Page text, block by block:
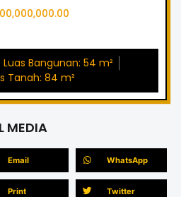
Luas Bangunan: 54 m²
Tanah: 84 m²
MEDIA
Email WhatsApp
Print Twitter